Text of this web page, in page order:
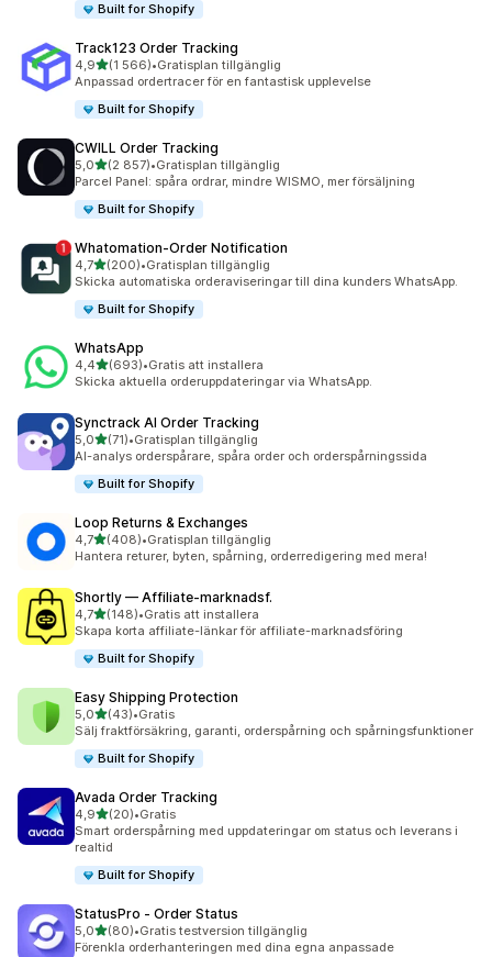
Built for Shopify
Track123 Order Tracking
4,9av 5 stjärnor
(1 566)
1566 recensioner totalt
•Gratisplan tillgänglig
Anpassad ordertracer för en fantastisk upplevelse
Built for Shopify
CWILL Order Tracking
5,0av 5 stjärnor
(2 857)
2857 recensioner totalt
•Gratisplan tillgänglig
Parcel Panel: spåra ordrar, mindre WISMO, mer försäljning
Built for Shopify
Whatomation‑Order Notification
4,7av 5 stjärnor
(200)
200 recensioner totalt
•Gratisplan tillgänglig
Skicka automatiska orderaviseringar till dina kunders WhatsApp.
Built for Shopify
WhatsApp
4,4av 5 stjärnor
(693)
693 recensioner totalt
•Gratis att installera
Skicka aktuella orderuppdateringar via WhatsApp.
Synctrack AI Order Tracking
5,0av 5 stjärnor
(71)
71 recensioner totalt
•Gratisplan tillgänglig
AI-analys orderspårare, spåra order och orderspårningssida
Built for Shopify
Loop Returns & Exchanges
4,7av 5 stjärnor
(408)
408 recensioner totalt
•Gratisplan tillgänglig
Hantera returer, byten, spårning, orderredigering med mera!
Shortly — Affiliate‑marknadsf.
4,7av 5 stjärnor
(148)
148 recensioner totalt
•Gratis att installera
Skapa korta affiliate-länkar för affiliate-marknadsföring
Built for Shopify
Easy Shipping Protection
5,0av 5 stjärnor
(43)
43 recensioner totalt
•Gratis
Sälj fraktförsäkring, garanti, orderspårning och spårningsfunktioner
Built for Shopify
Avada Order Tracking
4,9av 5 stjärnor
(20)
20 recensioner totalt
•Gratis
Smart orderspårning med uppdateringar om status och leverans i
realtid
Built for Shopify
StatusPro ‑ Order Status
5,0av 5 stjärnor
(80)
80 recensioner totalt
•Gratis testversion tillgänglig
Förenkla orderhanteringen med dina egna anpassade